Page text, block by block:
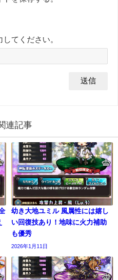
してください。
連記事
幼き大地ユミル 風属性には嬉し
い回復技あり！地味に火力補助
も優秀
2026年1月11日